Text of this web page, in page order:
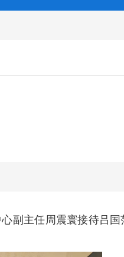
副主任周震寰接待吕国